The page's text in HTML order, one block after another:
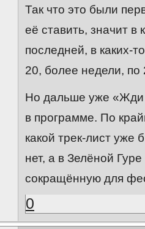
Так что это были
её ставить, значит в
последней, в каких-
20, более недели, по
Но дальше уже «Жди
в программе. По
какой трек-лист уже
нет, а в Зелёной
сокращённую для
0